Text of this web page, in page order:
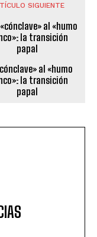
SIGUIENTE
al «humo
la transición
papal